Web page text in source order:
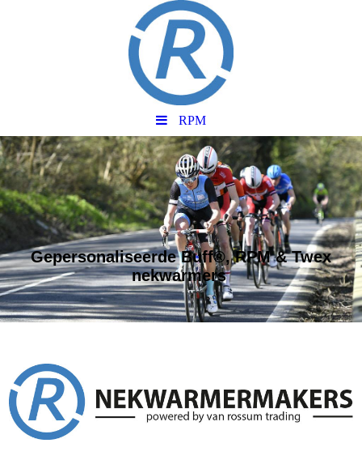
RPM
Gepersonaliseerde Buff®, RPM & Twex
nekwarmers